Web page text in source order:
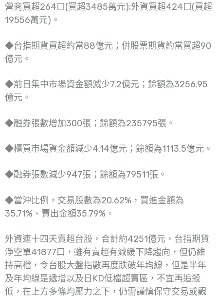
營商買超264口(買超3485萬元);外資買超424口(買超
19556萬元)。
◆台指期貨買超約當88億元；併股票期貨約當買超90
億元。
◆前日集中市場資金額減少7.2億元；餘額為3256.95
億元。
◆融券張數增加300張；餘額為235795張。
◆櫃買市場資金額減少4.14億元；餘額為1113.5億元。
◆融券張數減少947張；餘額為79511張。
◆當沖比例，交易股數為20.62%，買進金額為
35.71%、賣出金額35.79%。
外資連十四天賣超台股，合計約4251億元，台指期貨
淨空單41877口，雖有賣超有減緩下降趨向，但仍維
持高檔，令台股大盤指數再度跌破年均線，但是半年
及年均線是遞增以及日KD低檔超賣區，不宜再追殺
低，在上方多條均壓力之下，仍需謹慎保守交易或觀